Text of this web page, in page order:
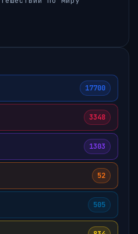
17700
3348
1303
52
505